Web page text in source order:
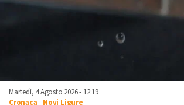
Martedì, 4 Agosto 2026 - 12:19
Cronaca- Novi Ligure